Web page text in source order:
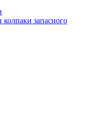
запасного